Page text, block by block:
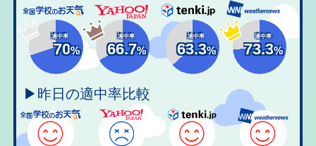
適中率
70%
適中率
66.7%
適中率
63.3%
適中率
73.3%
▶昨日の適中率比較